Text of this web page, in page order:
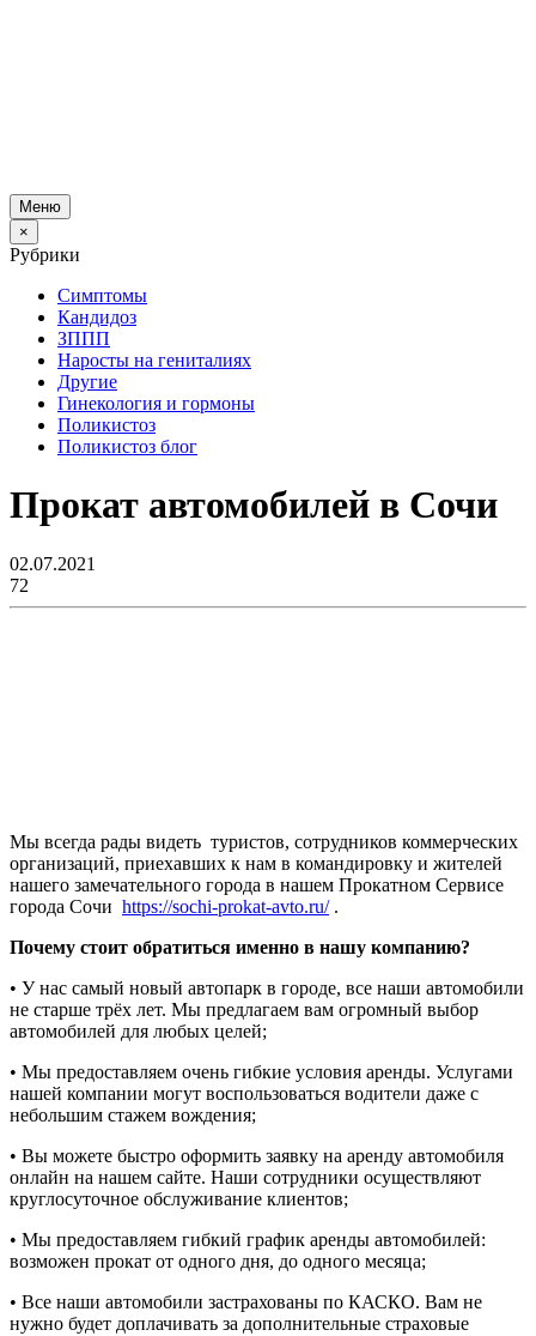
Меню
×
Рубрики
Симптомы
Кандидоз
ЗППП
Наросты на гениталиях
Другие
Гинекология и гормоны
Поликистоз
Поликистоз блог
Прокат автомобилей в Сочи
02.07.2021
72
Мы всегда рады видеть туристов, сотрудников коммерческих
организаций, приехавших к нам в командировку и жителей
нашего замечательного города в нашем Прокатном Сервисе
города Сочи https://sochi-prokat-avto.ru/.
Почему стоит обратиться именно в нашу компанию?
• У нас самый новый автопарк в городе, все наши автомобили
не старше трёх лет. Мы предлагаем вам огромный выбор
автомобилей для любых целей;
• Мы предоставляем очень гибкие условия аренды. Услугами
нашей компании могут воспользоваться водители даже с
небольшим стажем вождения;
• Вы можете быстро оформить заявку на аренду автомобиля
онлайн на нашем сайте. Наши сотрудники осуществляют
круглосуточное обслуживание клиентов;
• Мы предоставляем гибкий график аренды автомобилей:
возможен прокат от одного дня, до одного месяца;
• Все наши автомобили застрахованы по КАСКО. Вам не
нужно будет доплачивать за дополнительные страховые